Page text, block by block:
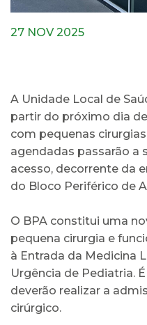
27 NOV 2025
A Unidade Local de
partir do próximo dia
com pequenas
agendadas passarão a
acesso, decorrente da
do Bloco Periférico de
O BPA constitui uma
pequena cirurgia e
à Entrada da Medicina
Urgência de Pediatria.
deverão realizar a
cirúrgico.